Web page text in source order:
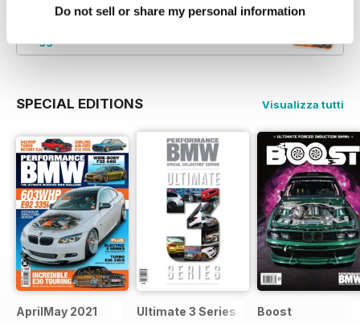
Do not sell or share my personal information
Provate uncampione gratuitodi
SPECIAL EDITIONS Visualizza tutti
AprilMay 2021 Ultimate 3 Series Boost